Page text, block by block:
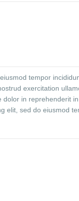
adipisicing
ducimus qui
odio dignissimos
dolores et quas
facilis est et
tempor
exercitation
dolor in reprehenderit in
elit, sed do eiusmod
quis nostrud
Duis aute irure
adipisicing
ducimus qui
odio dignissimos
dolores et quas